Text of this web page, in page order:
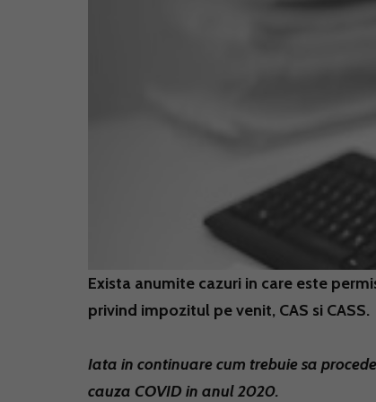
Exista anumite cazuri in care este
privind impozitul pe venit, CAS si CASS.
Iata in continuare cum trebuie sa
cauza COVID in anul 2020.